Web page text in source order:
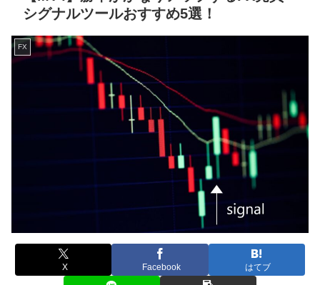
シグナルツールおすすめ5選！
FX
X Facebook はてブ